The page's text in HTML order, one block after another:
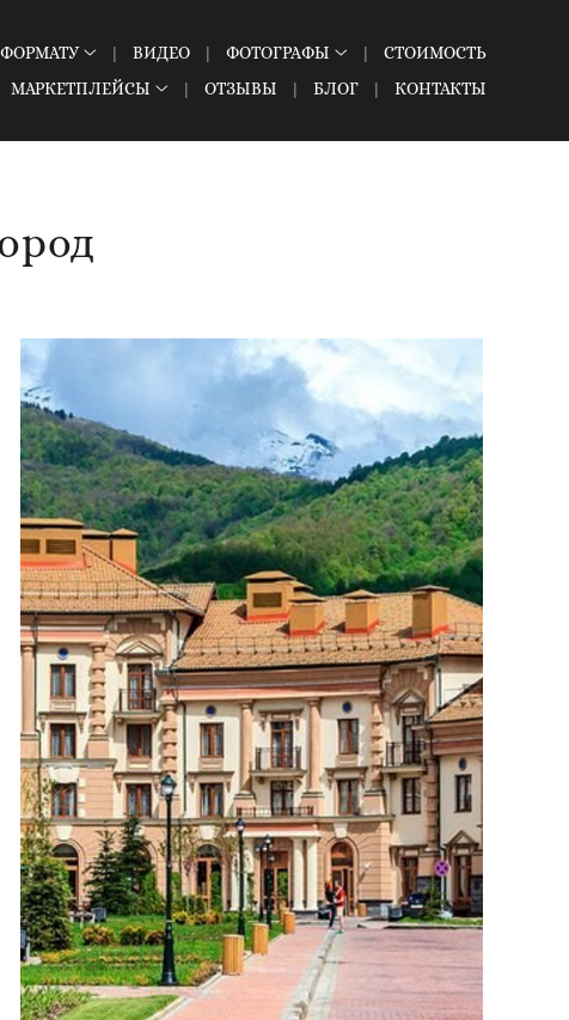
ВИДЕО ФОТОГРАФЫ
СТОИМОСТЬ
МАРКЕТПЛЕЙСЫ ОТЗЫВЫ БЛОГ КОНТАКТЫ